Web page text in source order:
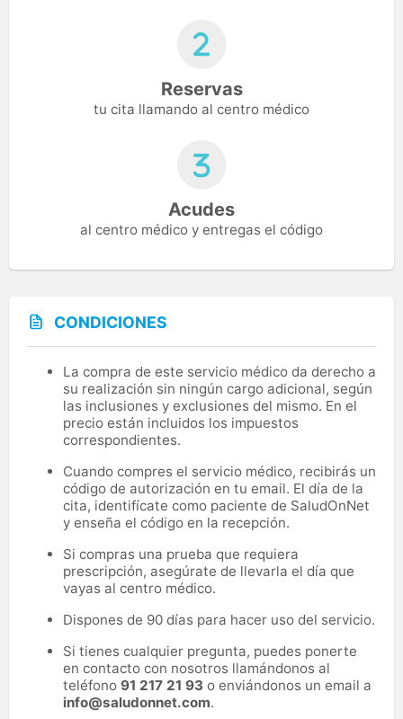
Reservas
tu cita llamando al centro médico
Acudes
al centro médico y entregas el código
CONDICIONES
La compra de este servicio médico da derecho a
su realización sin ningún cargo adicional, según
las inclusiones y exclusiones del mismo. En el
precio están incluidos los impuestos
correspondientes.
Cuando compres el servicio médico, recibirás un
código de autorización en tu email. El día de la
cita, identifícate como paciente de SaludOnNet
y enseña el código en la recepción.
Si compras una prueba que requiera
prescripción, asegúrate de llevarla el día que
vayas al centro médico.
Dispones de 90 días para hacer uso del servicio.
Si tienes cualquier pregunta, puedes ponerte
en contacto con nosotros llamándonos al
teléfono 91 217 21 93 o enviándonos un email a
info@saludonnet.com.